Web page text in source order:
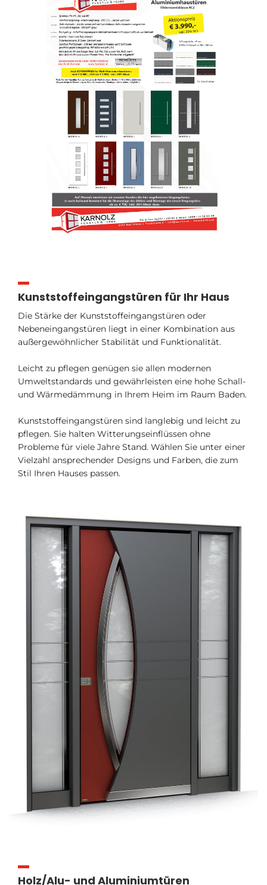
Kunststoffeingangstüren für Ihr Haus
Die Stärke der Kunststoffeingangstüren oder
Nebeneingangstüren liegt in einer Kombination aus
außergewöhnlicher Stabilität und Funktionalität.
Leicht zu pflegen genügen sie allen modernen
Umweltstandards und gewährleisten eine hohe Schall-
und Wärmedämmung in Ihrem Heim im Raum Baden.
Kunststoffeingangstüren sind langlebig und leicht zu
pflegen. Sie halten Witterungseinflüssen ohne
Probleme für viele Jahre Stand. Wählen Sie unter einer
Vielzahl ansprechender Designs und Farben, die zum
Stil Ihren Hauses passen.
Holz/Alu- und Aluminiumtüren